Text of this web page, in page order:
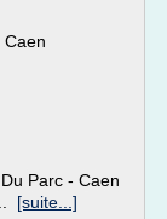
Caen
Parc - Caen
[suite...]